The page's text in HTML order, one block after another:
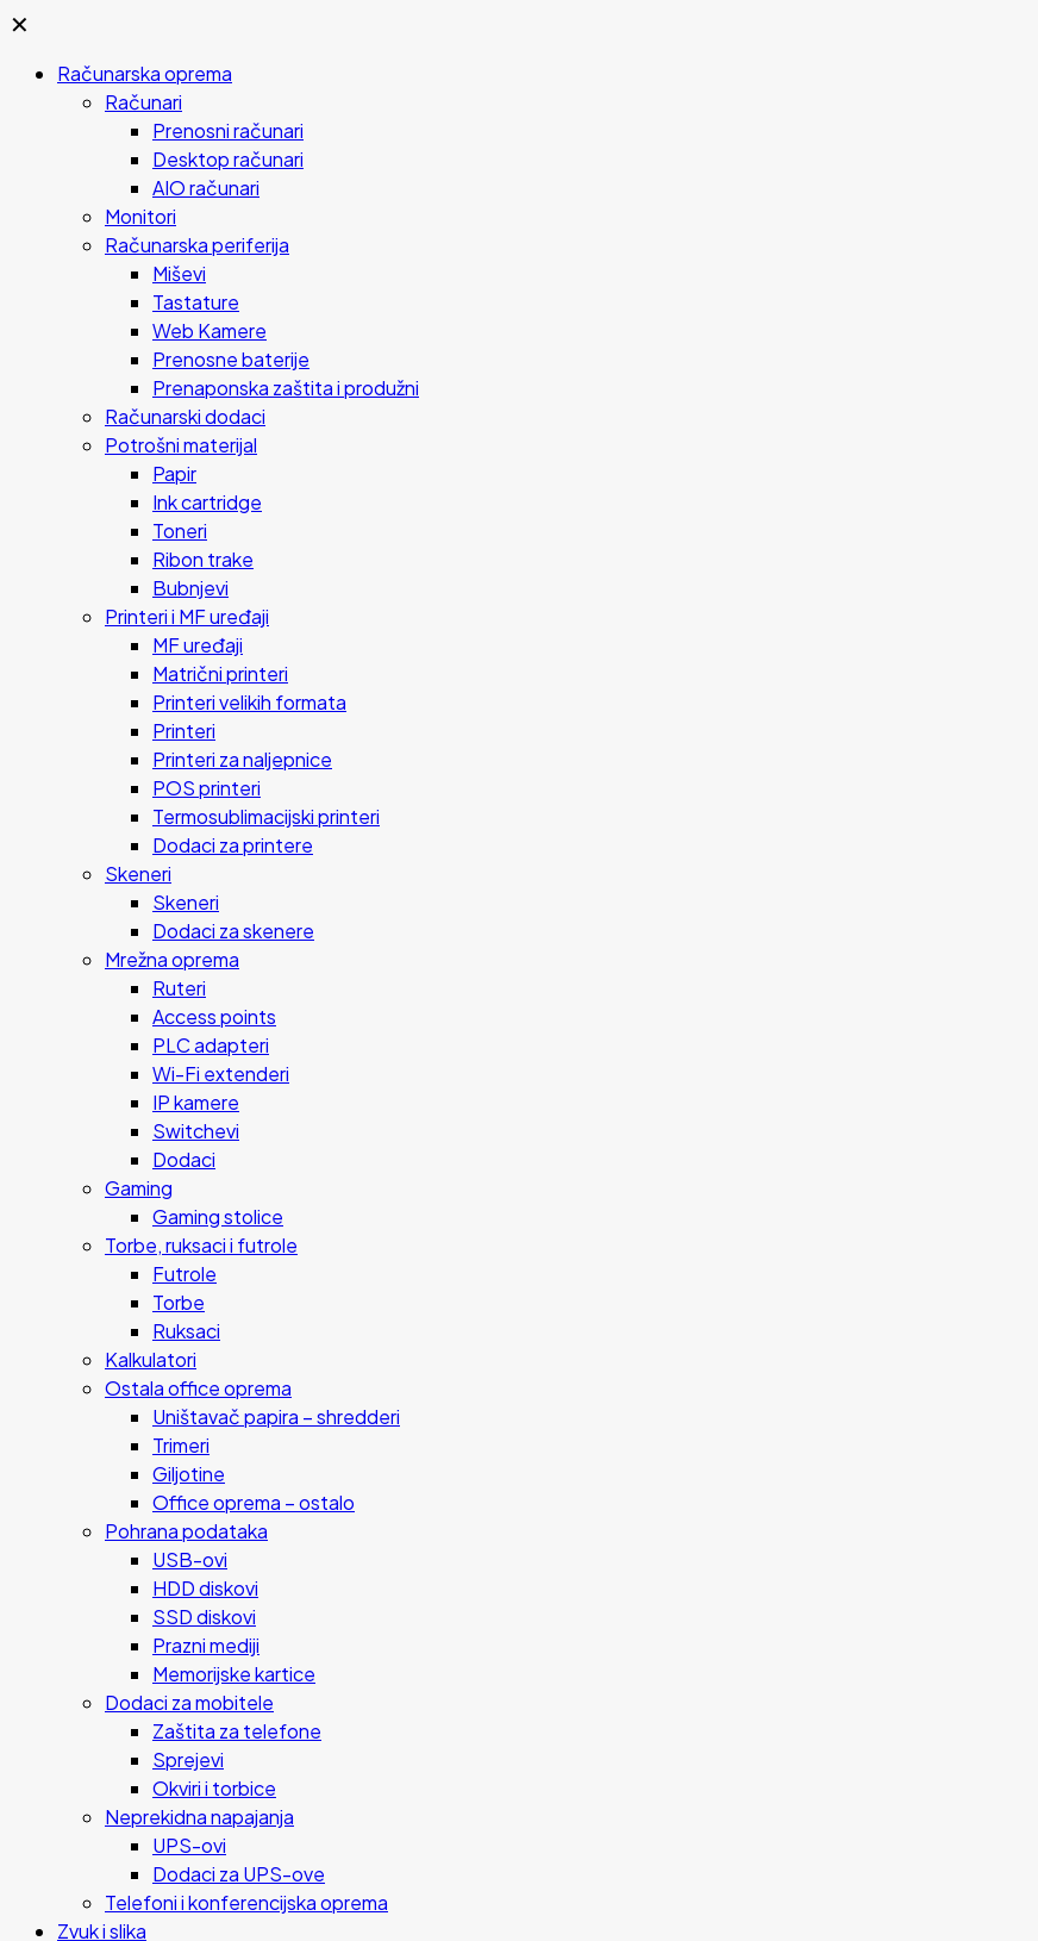
✕
Računarska oprema
Računari
Prenosni računari
Desktop računari
AIO računari
Monitori
Računarska periferija
Miševi
Tastature
Web Kamere
Prenosne baterije
Prenaponska zaštita i produžni
Računarski dodaci
Potrošni materijal
Papir
Ink cartridge
Toneri
Ribon trake
Bubnjevi
Printeri i MF uređaji
MF uređaji
Matrični printeri
Printeri velikih formata
Printeri
Printeri za naljepnice
POS printeri
Termosublimacijski printeri
Dodaci za printere
Skeneri
Skeneri
Dodaci za skenere
Mrežna oprema
Ruteri
Access points
PLC adapteri
Wi-Fi extenderi
IP kamere
Switchevi
Dodaci
Gaming
Gaming stolice
Torbe, ruksaci i futrole
Futrole
Torbe
Ruksaci
Kalkulatori
Ostala office oprema
Uništavač papira – shredderi
Trimeri
Giljotine
Office oprema – ostalo
Pohrana podataka
USB-ovi
HDD diskovi
SSD diskovi
Prazni mediji
Memorijske kartice
Dodaci za mobitele
Zaštita za telefone
Sprejevi
Okviri i torbice
Neprekidna napajanja
UPS-ovi
Dodaci za UPS-ove
Telefoni i konferencijska oprema
Zvuk i slika